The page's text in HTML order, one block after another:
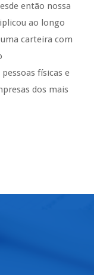
então nossa
ao longo
carteira com
físicas e
dos mais